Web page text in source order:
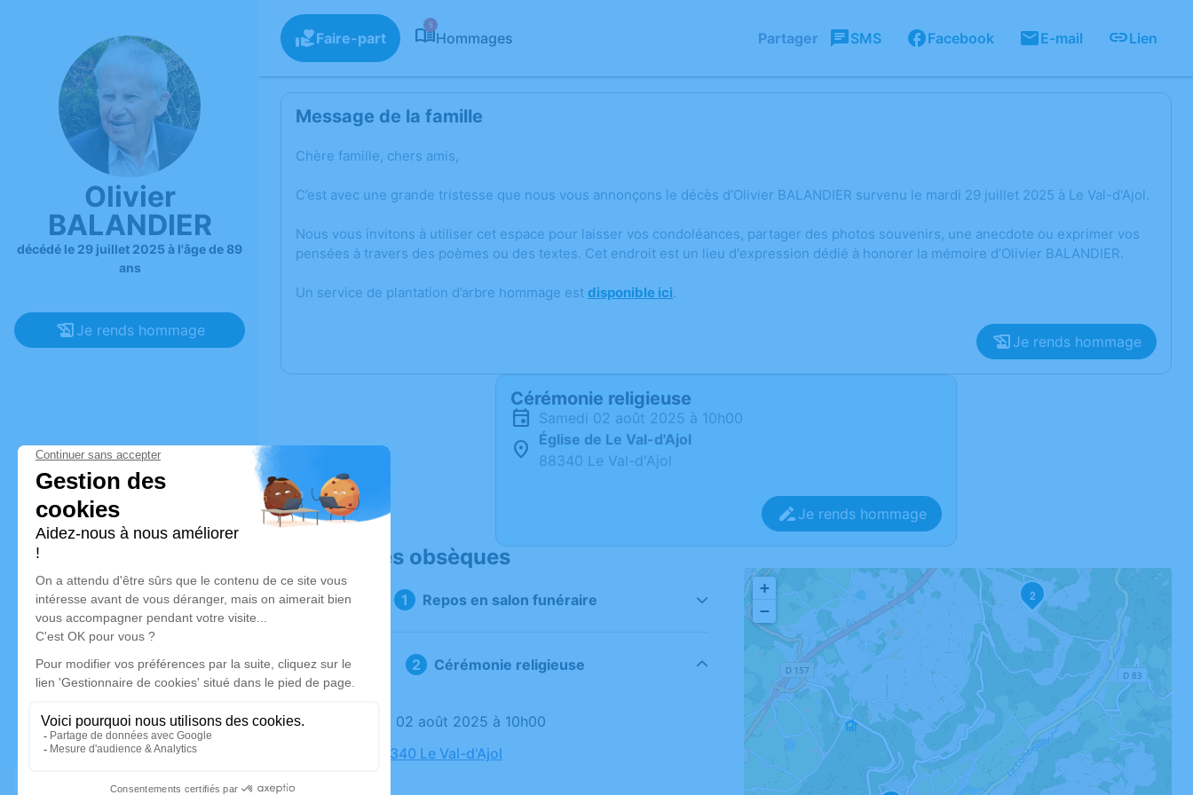
Olivier
BALANDIER
décédé le 29 juillet 2025 à l'âge de 89
ans
Je rends hommage
Faire-part
5
Hommages Partager SMS Facebook E-mail Lien
Message de la famille
Chère famille, chers amis,
C’est avec une grande tristesse que nous vous annonçons le décès d’Olivier BALANDIER survenu le mardi 29 juillet 2025 à Le Val-d'Ajol.
Nous vous invitons à utiliser cet espace pour laisser vos condoléances, partager des photos souvenirs, une anecdote ou exprimer vos
pensées à travers des poèmes ou des textes. Cet endroit est un lieu d'expression dédié à honorer la mémoire d’Olivier BALANDIER.
Un service de plantation d’arbre hommage est disponible ici.
Je rends hommage
Cérémonie religieuse
samedi 02 août 2025 à 10h00
Église de Le Val-d'Ajol
88340 Le Val-d'Ajol
Je rends hommage
Déroulé des obsèques
Repos en salon funéraire
Cérémonie religieuse
Le samedi 02 août 2025 à 10h00
Église, 88340 Le Val-d'Ajol
2
+
−